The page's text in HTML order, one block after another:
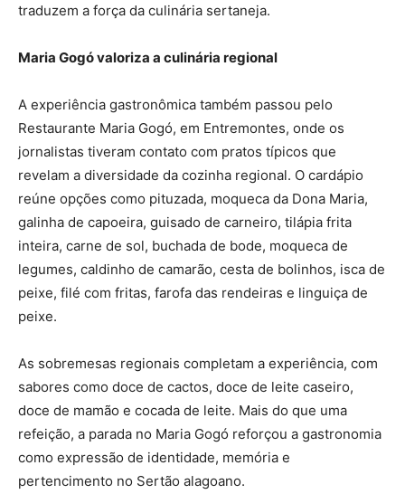
traduzem a força da culinária sertaneja.
Maria Gogó valoriza a culinária regional
A experiência gastronômica também passou pelo
Restaurante Maria Gogó, em Entremontes, onde os
jornalistas tiveram contato com pratos típicos que
revelam a diversidade da cozinha regional. O cardápio
reúne opções como pituzada, moqueca da Dona Maria,
galinha de capoeira, guisado de carneiro, tilápia frita
inteira, carne de sol, buchada de bode, moqueca de
legumes, caldinho de camarão, cesta de bolinhos, isca de
peixe, filé com fritas, farofa das rendeiras e linguiça de
peixe.
As sobremesas regionais completam a experiência, com
sabores como doce de cactos, doce de leite caseiro,
doce de mamão e cocada de leite. Mais do que uma
refeição, a parada no Maria Gogó reforçou a gastronomia
como expressão de identidade, memória e
pertencimento no Sertão alagoano.